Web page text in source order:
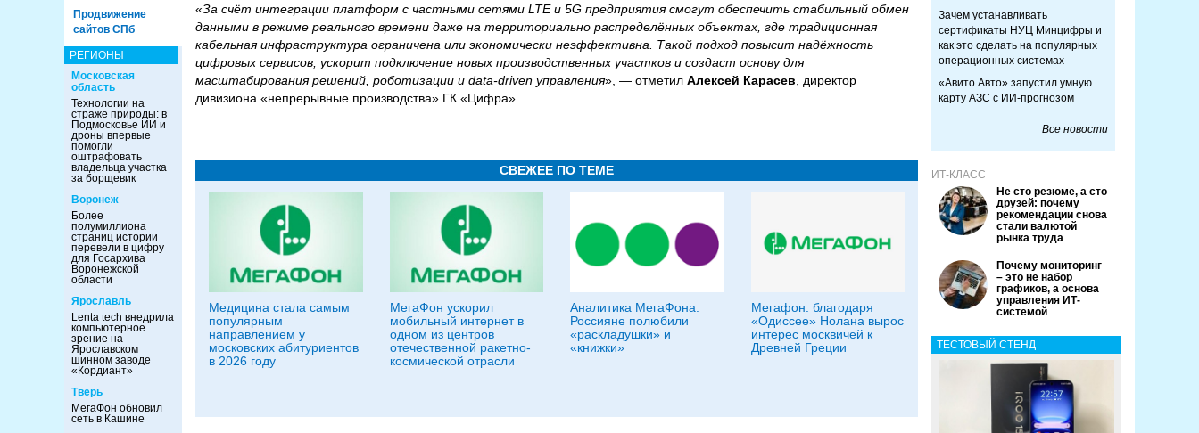
Продвижение
сайтов СПб
РЕГИОНЫ
Московская
область
Технологии на
страже природы: в
Подмосковье ИИ и
дроны впервые
помогли
оштрафовать
владельца участка
за борщевик
Воронеж
Более
полумиллиона
страниц истории
перевели в цифру
для Госархива
Воронежской
области
Ярославль
Lenta tech внедрила
компьютерное
зрение на
Ярославском
шинном заводе
«Кордиант»
Тверь
МегаФон обновил
сеть в Кашине
«За счёт интеграции платформ с частными сетями LTE и 5G предприятия смогут обеспечить стабильный обмен
данными в режиме реального времени даже на территориально распределённых объектах, где традиционная
кабельная инфраструктура ограничена или экономически неэффективна. Такой подход повысит надёжность
цифровых сервисов, ускорит подключение новых производственных участков и создаст основу для
масштабирования решений, роботизации и data-driven управления», — отметил Алексей Карасев , директор
дивизиона «непрерывные производства» ГК «Цифра»
СВЕЖЕЕ ПО ТЕМЕ
Медицина стала самым
популярным
направлением у
московских абитуриентов
в 2026 году
МегаФон ускорил
мобильный интернет в
одном из центров
отечественной ракетно-
космической отрасли
Аналитика МегаФона:
Россияне полюбили
«раскладушки» и
«книжки»
Мегафон: благодаря
«Одиссее» Нолана вырос
интерес москвичей к
Древней Греции
Зачем устанавливать
сертификаты НУЦ Минцифры и
как это сделать на популярных
операционных системах
«Авито Авто» запустил умную
карту АЗС с ИИ-прогнозом
Все новости
ИТ-КЛАСС
Не сто резюме, а сто
друзей: почему
рекомендации снова
стали валютой
рынка труда
Почему мониторинг
– это не набор
графиков, а основа
управления ИТ-
системой
ТЕСТОВЫЙ СТЕНД